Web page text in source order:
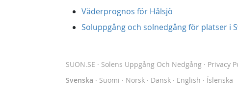
Väderprognos för Hålsjö
Soluppgång och solnedgång för platser i
SUON.SE · Solens Uppgång Och Nedgång · Privacy
Svenska · Suomi · Norsk · Dansk · English · Íslenska